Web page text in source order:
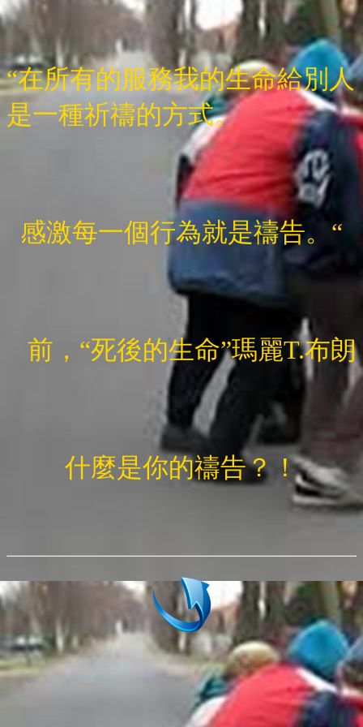
“在所有的服務我的生命給別人
是一種祈禱的方式。
感激每一個行為就是禱告。“
前，“死後的生命”瑪麗T.布朗
什麼是你的禱告？！